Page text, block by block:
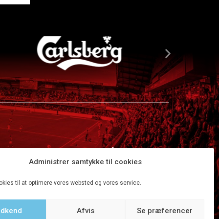
Administrer samtykke til cookies
til at optimere vores websted og vores service.
Afvis Se præferencer